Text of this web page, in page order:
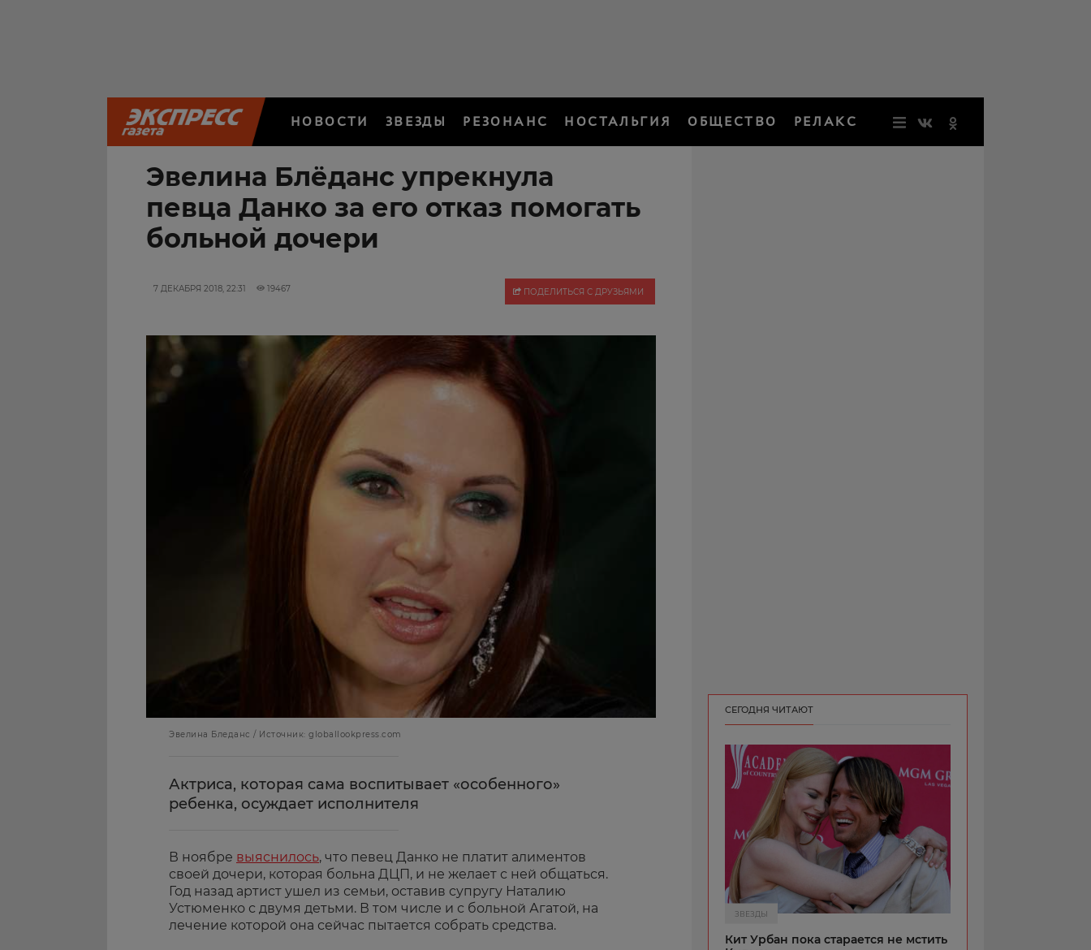
НОВОСТИ ЗВЕЗДЫ РЕЗОНАНС НОСТАЛЬГИЯ ОБЩЕСТВО РЕЛАКС
Эвелина Блёданс упрекнула
певца Данко за его отказ помогать
больной дочери
7 ДЕКАБРЯ 2018, 22:31 19467 ПОДЕЛИТЬСЯ С ДРУЗЬЯМИ
Эвелина Бледанс / Источник: globallookpress.com
Актриса, которая сама воспитывает «особенного»
ребенка, осуждает исполнителя
В ноябре выяснилось, что певец Данко не платит алиментов
своей дочери, которая больна ДЦП, и не желает с ней общаться.
Год назад артист ушел из семьи, оставив супругу Наталию
Устюменко с двумя детьми. В том числе и с больной Агатой, на
лечение которой она сейчас пытается собрать средства.
СЕГОДНЯ ЧИТАЮТ
ЗВЕЗДЫ
Кит Урбан пока старается не мстить